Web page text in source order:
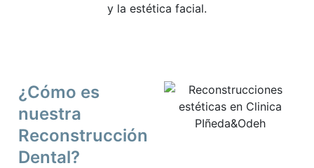
y la estética facial.
¿Cómo es
nuestra
Reconstrucción
Dental?